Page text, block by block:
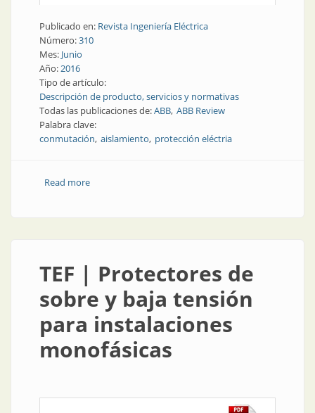
Publicado en: Revista Ingeniería Eléctrica
Número:310
Mes: Junio
Año:2016
Tipo de artículo:
Descripción de producto, servicios y normativas
Todas las publicaciones de:ABB ABB Review
Palabra clave:
conmutación aislamiento protección eléctria
Read moreabout TEF | Alternativa al hexafloruro de azufre para
TEF | Protectores de
sobre y baja tensión
para instalaciones
monofásicas